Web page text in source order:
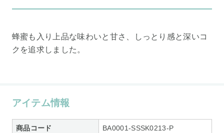
蜂蜜も入り上品な味わいと甘さ、しっとり感と深いコ
クを追求しました。
アイテム情報
商品コード BA0001-SSSK0213-P